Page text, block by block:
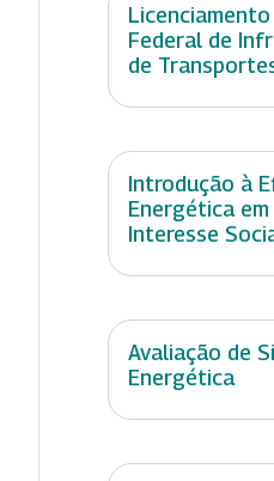
Federal de
de
Introdução à
Energética
Interesse
Avaliação de
Energética